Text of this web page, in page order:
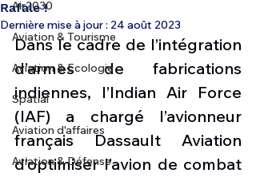
Air2030
Aviation & Tourisme
Aviation & Ecologie
Spatial
Aviation d'affaires
Aviation & Défense
Rafale !
Dernière mise à jour : 24 août 2023
Dans le cadre de l’intégration
d’armes de fabrications
indiennes, l’Indian Air Force
(IAF) a chargé l’avionneur
français Dassault Aviation
d’optimiser l’avion de combat